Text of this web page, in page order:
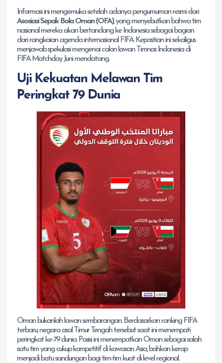
Informasi ini mengemuka setelah adanya pengumuman resmi dari
Asosiasi Sepak Bola Oman (OFA), yang menyebutkan bahwa tim
nasional mereka akan bertandang ke Indonesia sebagai bagian
dari rangkaian agenda internasional FIFA. Kepastian ini sekaligus
menjawab spekulasi mengenai calon lawan Timnas Indonesia di
FIFA Matchday Juni mendatang.
Uji Kekuatan Melawan Tim
Peringkat 79 Dunia
Oman bukanlah lawan sembarangan. Berdasarkan ranking FIFA
terbaru, negara asal Timur Tengah tersebut saat ini menempati
peringkat ke-79 dunia. Posisi ini menempatkan Oman sebagai salah
satu tim yang cukup kompetitif di kawasan Asia, bahkan kerap
menjadi batu sandungan bagi tim-tim kuat di level regional.